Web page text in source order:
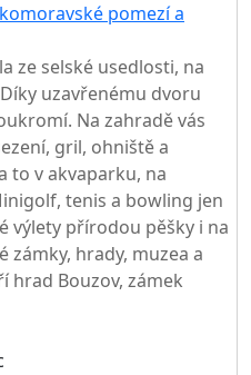
pomezí a
ze selské usedlosti, na
uzavřenému dvoru
Na zahradě vás
gril, ohniště a
to v akvaparku, na
tenis a bowling jen
výlety přírodou pěšky i na
zámky, hrady, muzea a
hrad Bouzov, zámek